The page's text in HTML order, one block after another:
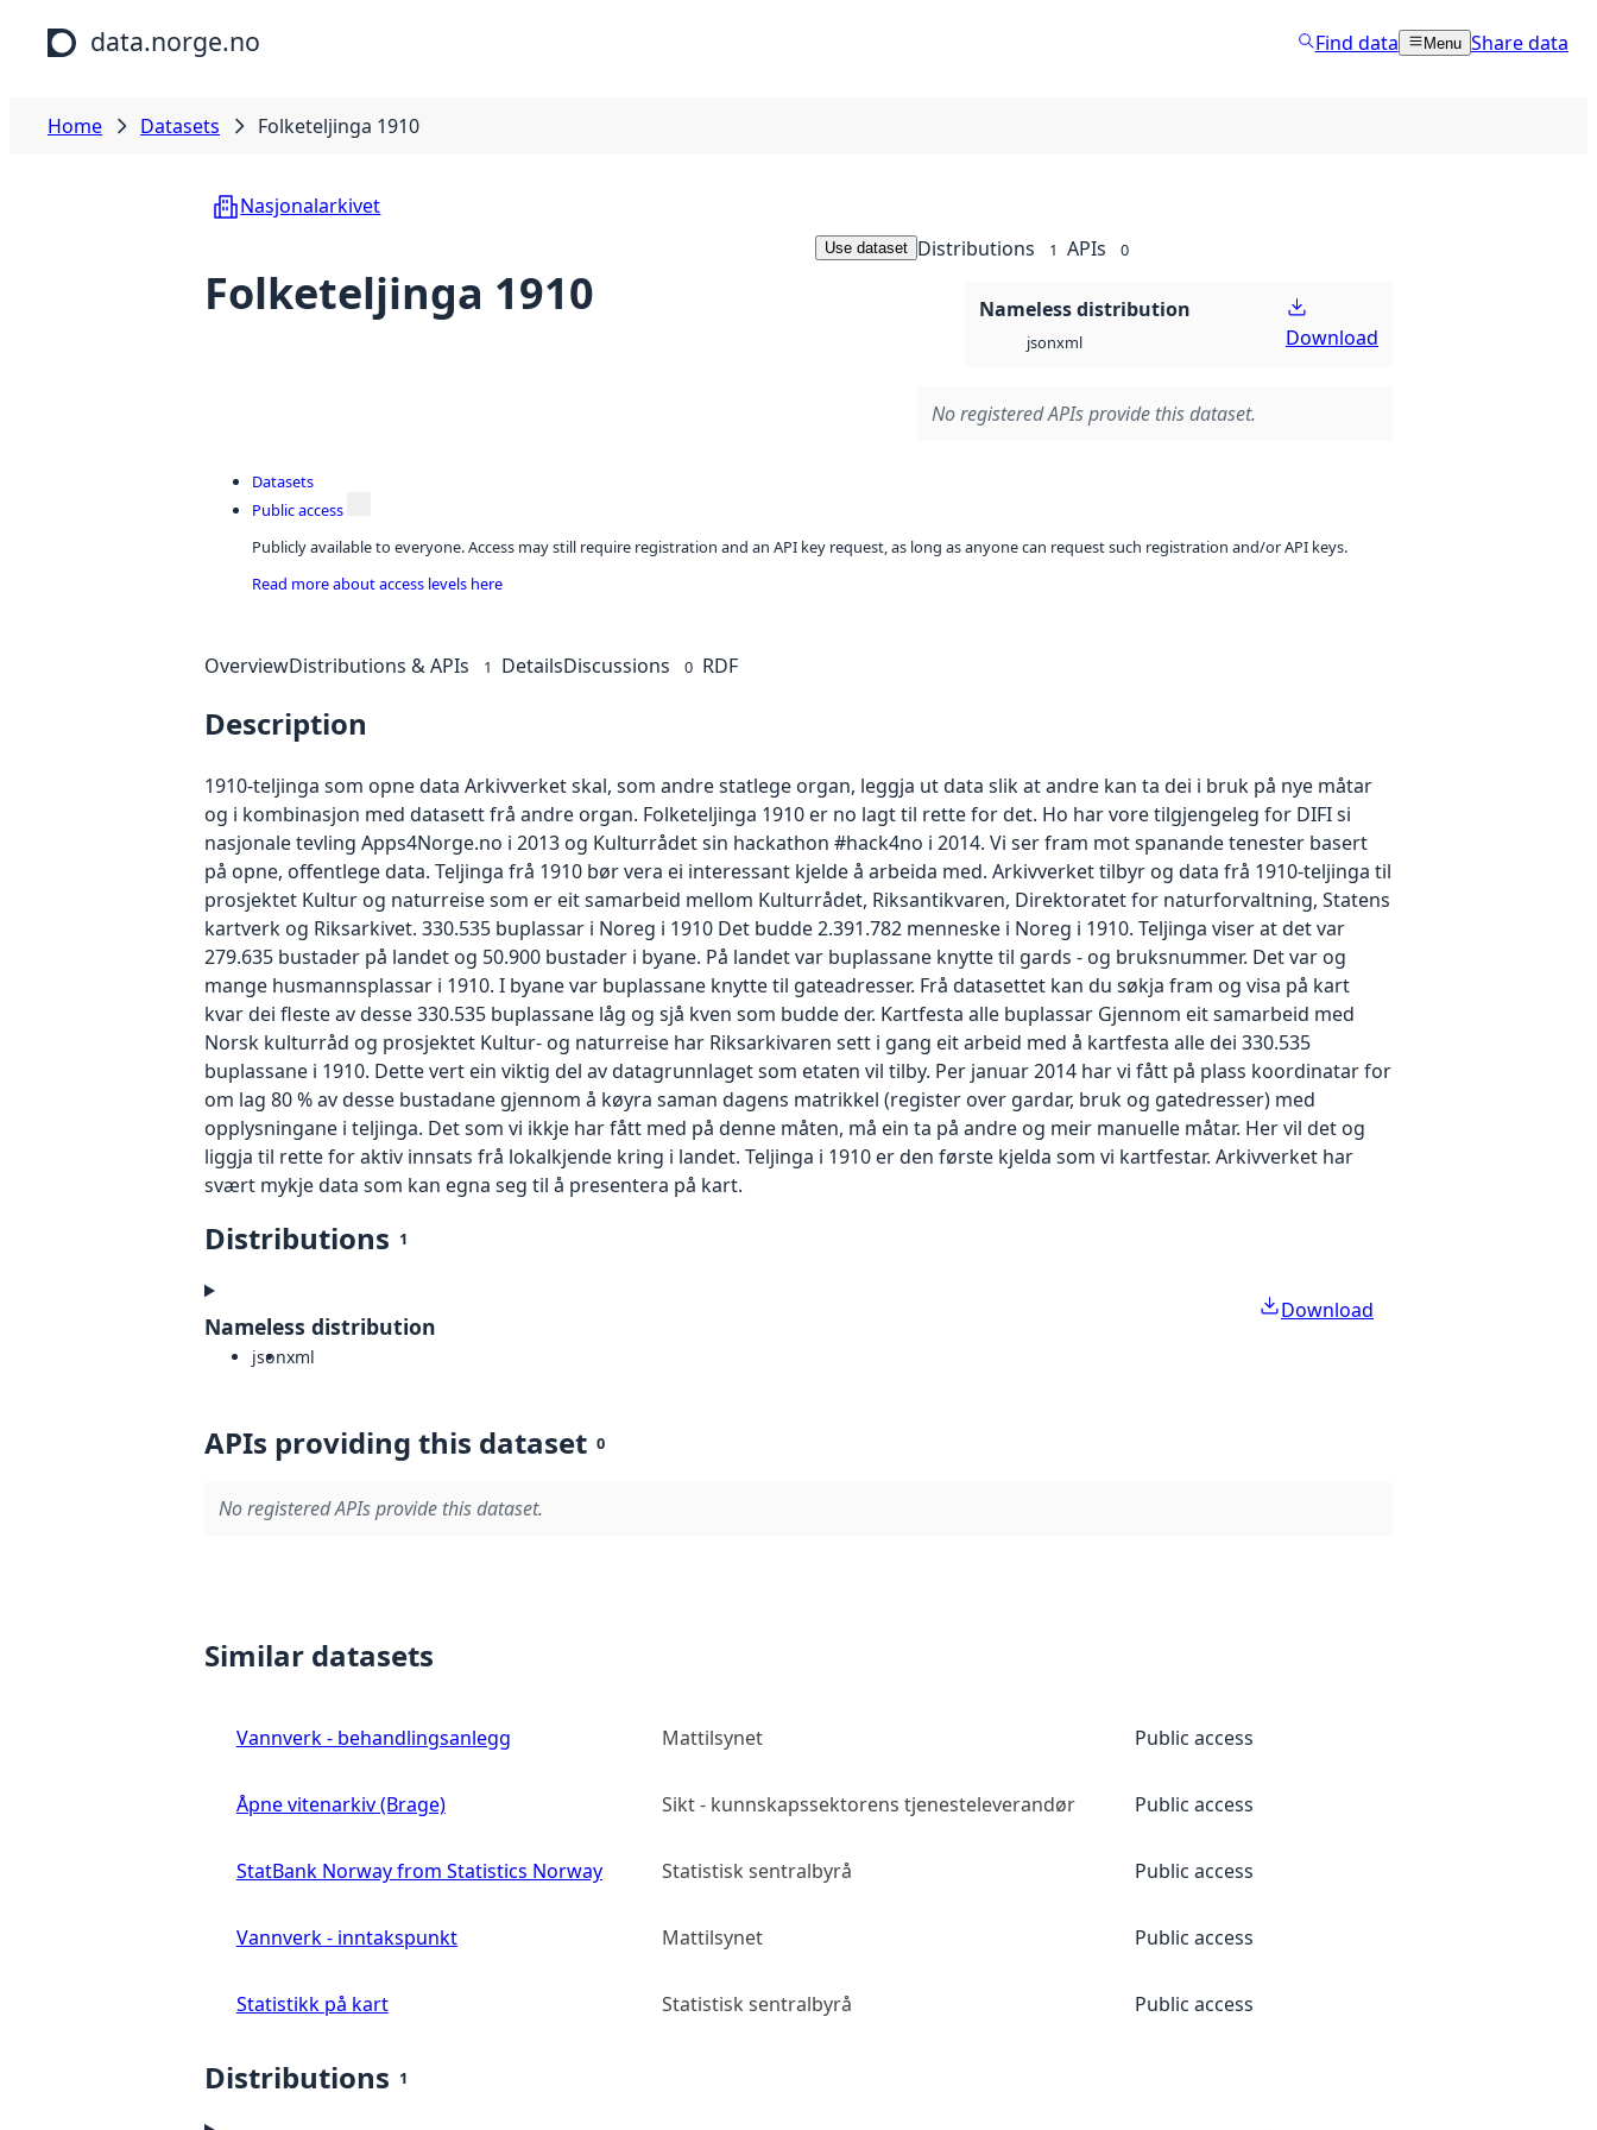
Skip to main content
data.norge.no Find data Menu Share data
Home Datasets Folketeljinga 1910
Nasjonalarkivet
Folketeljinga 1910
Use dataset Distributions 1 APIs 0
Nameless distribution
jsonxml Download
No registered APIs provide this dataset.
Datasets
Public access
Publicly available to everyone. Access may still require registration and an API key request, as long as anyone can request such registration and/or API keys.
Read more about access levels here
OverviewDistributions & APIs 1 DetailsDiscussions 0 RDF
Description
1910-teljinga som opne data Arkivverket skal, som andre statlege organ, leggja ut data slik at andre kan ta dei i bruk på nye måtar
og i kombinasjon med datasett frå andre organ. Folketeljinga 1910 er no lagt til rette for det. Ho har vore tilgjengeleg for DIFI si
nasjonale tevling Apps4Norge.no i 2013 og Kulturrådet sin hackathon #hack4no i 2014. Vi ser fram mot spanande tenester basert
på opne, offentlege data. Teljinga frå 1910 bør vera ei interessant kjelde å arbeida med. Arkivverket tilbyr og data frå 1910-teljinga til
prosjektet Kultur og naturreise som er eit samarbeid mellom Kulturrådet, Riksantikvaren, Direktoratet for naturforvaltning, Statens
kartverk og Riksarkivet. 330.535 buplassar i Noreg i 1910 Det budde 2.391.782 menneske i Noreg i 1910. Teljinga viser at det var
279.635 bustader på landet og 50.900 bustader i byane. På landet var buplassane knytte til gards - og bruksnummer. Det var og
mange husmannsplassar i 1910. I byane var buplassane knytte til gateadresser. Frå datasettet kan du søkja fram og visa på kart
kvar dei fleste av desse 330.535 buplassane låg og sjå kven som budde der. Kartfesta alle buplassar Gjennom eit samarbeid med
Norsk kulturråd og prosjektet Kultur- og naturreise har Riksarkivaren sett i gang eit arbeid med å kartfesta alle dei 330.535
buplassane i 1910. Dette vert ein viktig del av datagrunnlaget som etaten vil tilby. Per januar 2014 har vi fått på plass koordinatar for
om lag 80 % av desse bustadane gjennom å køyra saman dagens matrikkel (register over gardar, bruk og gatedresser) med
opplysningane i teljinga. Det som vi ikkje har fått med på denne måten, må ein ta på andre og meir manuelle måtar. Her vil det og
liggja til rette for aktiv innsats frå lokalkjende kring i landet. Teljinga i 1910 er den første kjelda som vi kartfestar. Arkivverket har
svært mykje data som kan egna seg til å presentera på kart.
Distributions 1
Nameless distribution
jsonxml
Download
APIs providing this dataset 0
No registered APIs provide this dataset.
Similar datasets
Vannverk - behandlingsanlegg Mattilsynet Public access
Åpne vitenarkiv (Brage) Sikt - kunnskapssektorens tjenesteleverandør Public access
StatBank Norway from Statistics Norway Statistisk sentralbyrå Public access
Vannverk - inntakspunkt Mattilsynet Public access
Statistikk på kart Statistisk sentralbyrå Public access
Distributions 1